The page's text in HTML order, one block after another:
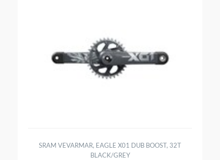
SRAM VEVARMAR, EAGLE X01 DUB BOOST, 32T
BLACK/GREY